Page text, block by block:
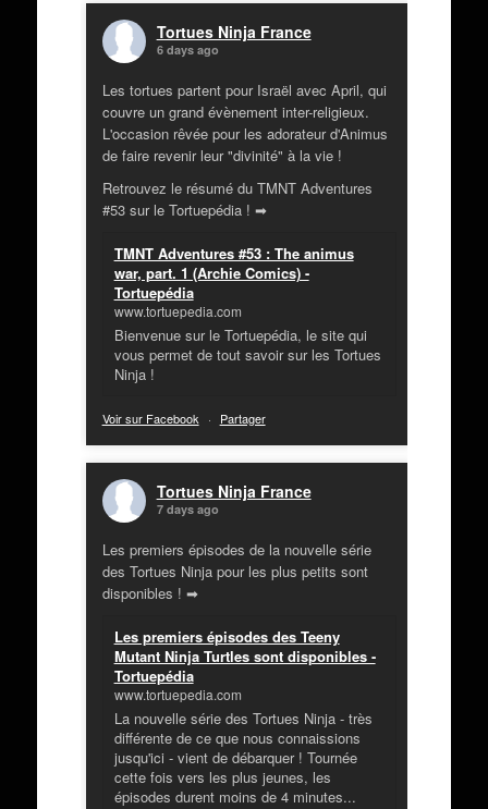
Tortues Ninja France
6 days ago
Les tortues partent pour Israël avec April, qui
couvre un grand évènement inter-religieux.
L'occasion rêvée pour les adorateur d'Animus
de faire revenir leur "divinité" à la vie !
Retrouvez le résumé du TMNT Adventures
#53 sur le Tortuepédia ! ➡
TMNT Adventures #53 : The animus
war, part. 1 (Archie Comics) -
Tortuepédia
www.tortuepedia.com
Bienvenue sur le Tortuepédia, le site qui
vous permet de tout savoir sur les Tortues
Ninja !
Voir sur Facebook · Partager
Tortues Ninja France
7 days ago
Les premiers épisodes de la nouvelle série
des Tortues Ninja pour les plus petits sont
disponibles ! ➡
Les premiers épisodes des Teeny
Mutant Ninja Turtles sont disponibles -
Tortuepédia
www.tortuepedia.com
La nouvelle série des Tortues Ninja - très
différente de ce que nous connaissions
jusqu'ici - vient de débarquer ! Tournée
cette fois vers les plus jeunes, les
épisodes durent moins de 4 minutes...